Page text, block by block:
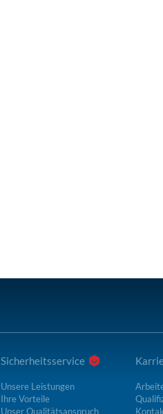
Sicherheitsservice
Unsere Leistungen
Ihre Vorteile
Unser Qualitätsanspruch